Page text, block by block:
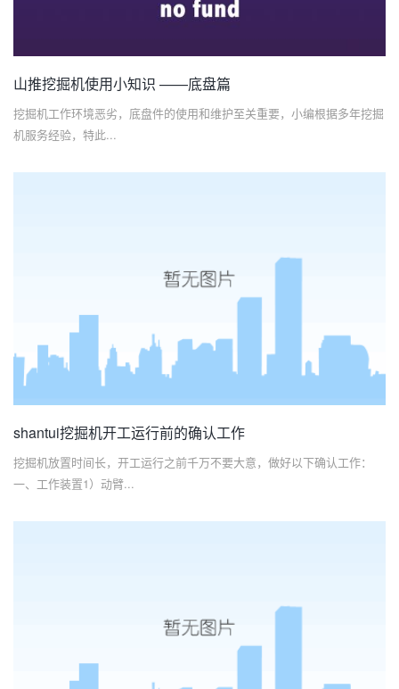
山推挖掘机使用小知识 ——底盘篇
挖掘机工作环境恶劣，底盘件的使用和维护至关重要，小编根据多年挖掘
机服务经验，特此...
shantui挖掘机开工运行前的确认工作
挖掘机放置时间长，开工运行之前千万不要大意，做好以下确认工作：
一、工作装置1）动臂...